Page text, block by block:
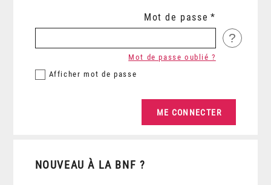
Mot de passe
?
Afficher mot de passe
Mot de passe oublié ?
NOUVEAU À LA BNF ?